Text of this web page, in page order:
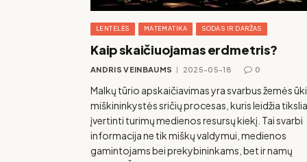
LENTELĖS MATEMATIKA SODAS IR DARŽAS
Kaip skaičiuojamas erdmetris?
ANDRIS VEINBAUMS 2025-05-18 0
Malkų tūrio apskaičiavimas yra svarbus žemės
miškininkystės sričių procesas, kuris leidžia
įvertinti turimų medienos resursų kiekį. Tai svarbi
informacija ne tik miškų valdymui, medienos
gamintojams bei prekybininkams, bet ir namų